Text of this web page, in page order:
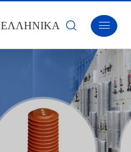
ΕΛΛΗΝΙΚΆ  